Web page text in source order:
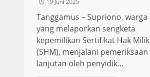
Tanggamus – Supriono, warga
yang melaporkan sengketa
kepemilikan Sertifikat Hak Milik
(SHM), menjalani pemeriksaan
lanjutan oleh penyidik...